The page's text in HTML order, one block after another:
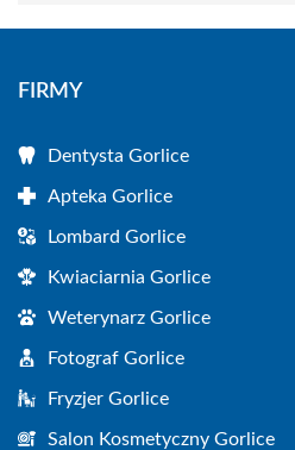
FIRMY
Dentysta Gorlice
Apteka Gorlice
Lombard Gorlice
Kwiaciarnia Gorlice
Weterynarz Gorlice
Fotograf Gorlice
Fryzjer Gorlice
Salon Kosmetyczny Gorlice